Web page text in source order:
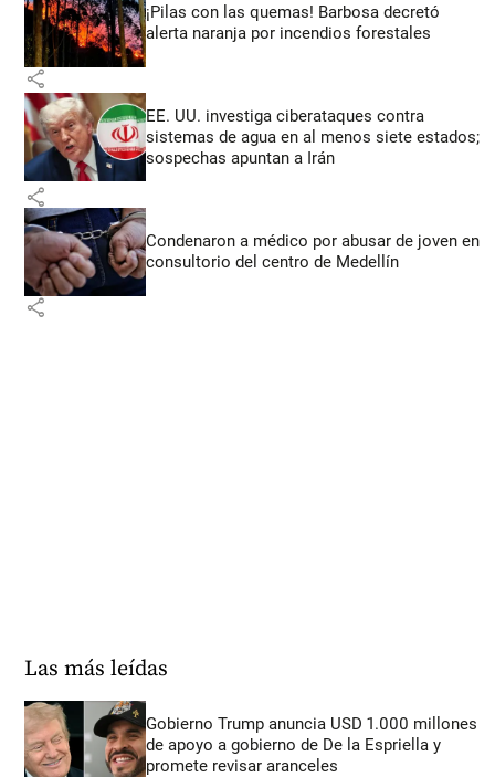
¡Pilas con las quemas! Barbosa decretó
alerta naranja por incendios forestales
share
EE. UU. investiga ciberataques contra
sistemas de agua en al menos siete estados;
sospechas apuntan a Irán
share
Condenaron a médico por abusar de joven en
consultorio del centro de Medellín
share
Las más leídas
Gobierno Trump anuncia USD 1.000 millones
de apoyo a gobierno de De la Espriella y
promete revisar aranceles